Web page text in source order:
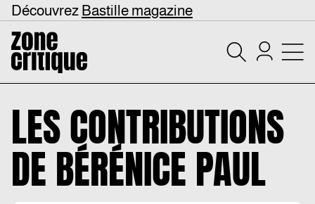
Découvrez Bastille magazine
LES CONTRIBUTIONS
DEBÉRÉNICE PAUL